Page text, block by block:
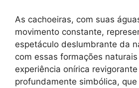
As cachoeiras, com suas
movimento constante,
espetáculo deslumbrante da
com essas formações
experiência onírica revigorante
profundamente simbólica,